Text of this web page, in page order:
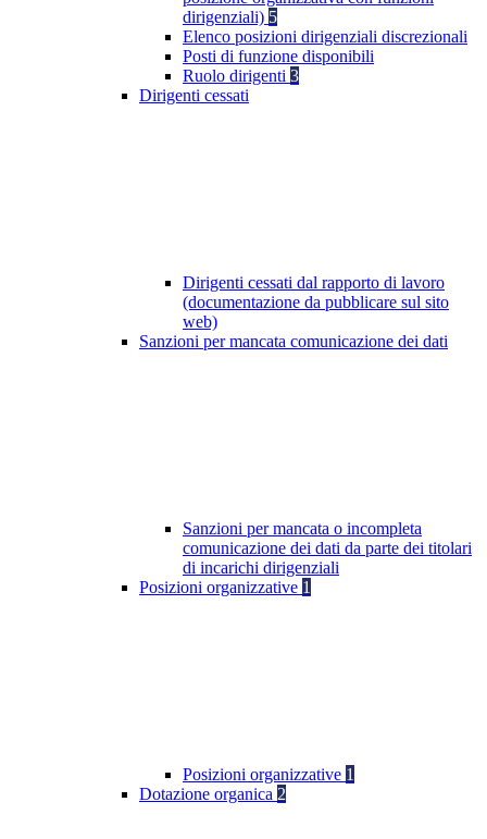
dirigenziali) 5
Elenco posizioni dirigenziali discrezionali
Posti di funzione disponibili
Ruolo dirigenti 3
Dirigenti cessati
Dirigenti cessati dal rapporto di lavoro
(documentazione da pubblicare sul sito
web)
Sanzioni per mancata comunicazione dei dati
Sanzioni per mancata o incompleta
comunicazione dei dati da parte dei titolari
di incarichi dirigenziali
Posizioni organizzative 1
Posizioni organizzative 1
Dotazione organica 2